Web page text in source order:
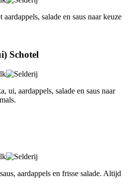
salade en saus naar keuze
Schotel
ui, aardappels, salade en saus naar
aardappels en frisse salade. Altijd